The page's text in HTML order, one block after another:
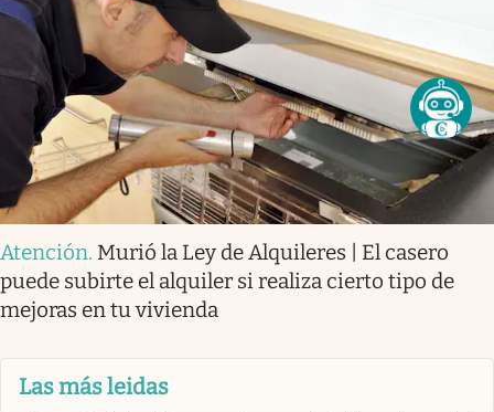
Atención. Murió la Ley de Alquileres | El casero
puede subirte el alquiler si realiza cierto tipo de
mejoras en tu vivienda
Las más leidas